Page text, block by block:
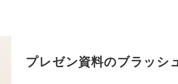
プレゼン資料のブラッシ